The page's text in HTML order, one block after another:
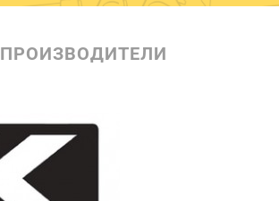
ПРОИЗВОДИТЕЛИ